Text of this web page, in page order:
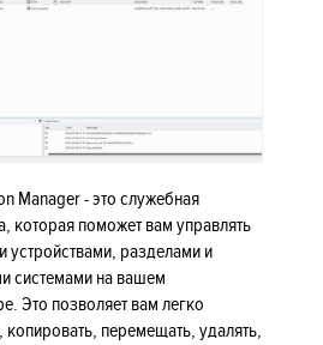
Manager - это служебная
которая поможет вам управлять
устройствами, разделами и
системами на вашем
Это позволяет вам легко
копировать, перемещать, удалять,